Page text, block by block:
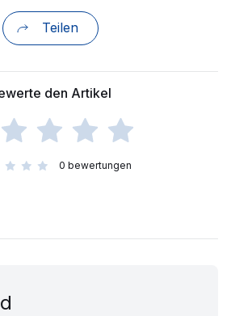
Teilen
den Artikel
0 bewertungen